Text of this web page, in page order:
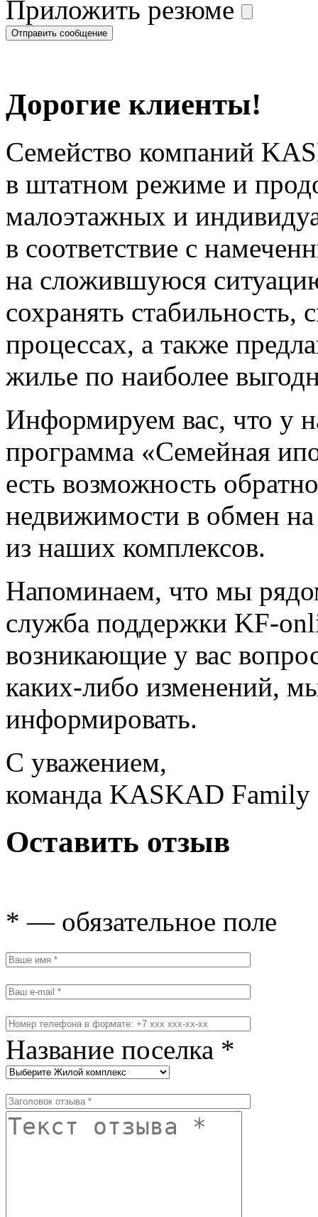
Приложить резюме
Дорогие клиенты!
Семейство компаний
в штатном режиме и
малоэтажных и
в соответствие с
на сложившуюся
сохранять стабильность,
процессах, а также
жилье по наиболее
Информируем вас, что у
программа «Семейная
есть возможность
недвижимости в обмен
из наших комплексов.
Напоминаем, что мы
служба поддержки KF-
возникающие у вас
каких-либо изменений,
информировать.
С уважением,
команда KASKAD Family
Оставить отзыв
* — обязательное поле
Название поселка *